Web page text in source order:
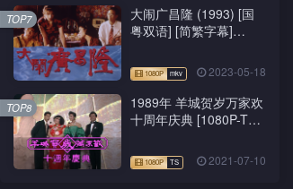
大闹广昌隆 (1993) [国
粤双语] [简繁字幕]
2023-05-18
TOP7
1989年 羊城贺岁万家欢
十周年庆典 [1080P-TS
2021-07-10
TOP8